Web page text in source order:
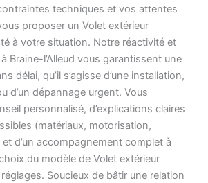
techniques et vos attentes
proposer un Volet extérieur
à votre situation. Notre réactivité et
Braine-l’Alleud vous garantissent une
délai, qu’il s’agisse d’une installation,
d’un dépannage urgent. Vous
personnalisé, d’explications claires
(matériaux, motorisation,
d’un accompagnement complet à
du modèle de Volet extérieur
réglages. Soucieux de bâtir une relation